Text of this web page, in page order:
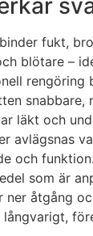
fukt,
blötare –
rengöring
snabbare,
läkt och
avlägsnas
och
som är
åtgång